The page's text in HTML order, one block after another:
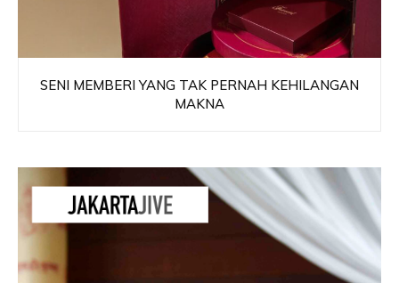
SENI MEMBERI YANG TAK PERNAH KEHILANGAN
MAKNA